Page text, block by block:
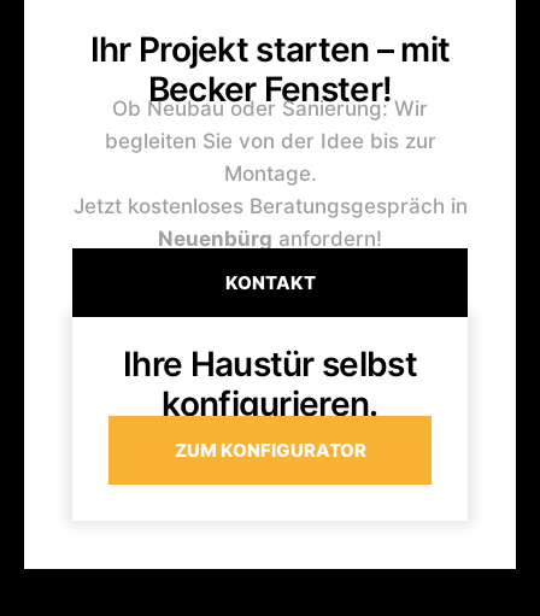
Ihr Projekt starten – mit
Becker Fenster!
Ob Neubau oder Sanierung: Wir
begleiten Sie von der Idee bis zur
Montage.
Jetzt kostenloses Beratungsgespräch in
Neuenbürg anfordern!
KONTAKT
Ihre Haustür selbst
konfigurieren.
ZUM KONFIGURATOR